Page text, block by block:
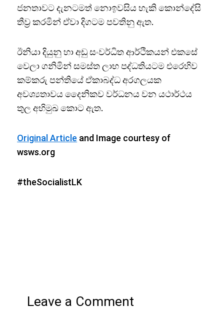
ජනතාවට දැනටමත් නොඉවසිය හැකි කොන්දේසි
තීව්‍ර කරමින් ඒවා දිගටම පවතිනු ඇත.
ඊනියා දියුනු හා අඩු සංවර්ධිත ආර්ථිකයන් එකසේ
වෙලා ගනිමින් සමස්ත ලාභ පද්ධතියටම එරෙහිව
කම්කරු පන්තියේ ඒකාබද්ධ අරගලයක
අවශ්‍යතාවය දෛනිකව වර්ධනය වන යථාර්ථය
තුල අභිමුඛ කොට ඇත.
Original Article and Image courtesy of
wsws.org
#theSocialistLK
Leave a Comment